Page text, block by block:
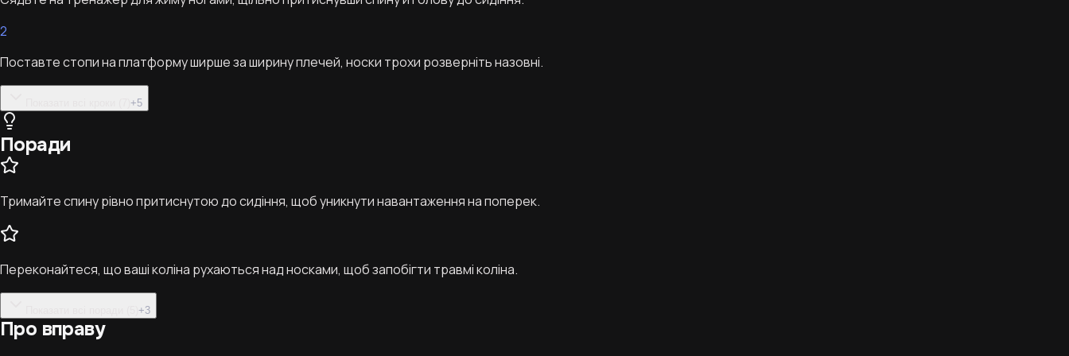
2
Поставте стопи на платформу ширше за ширину плечей, носки трохи розверніть назовні.
+5
Поради
Тримайте спину рівно притиснутою до сидіння, щоб уникнути навантаження на поперек.
Переконайтеся, що ваші коліна рухаються над носками, щоб запобігти травмі коліна.
+3
Про вправу